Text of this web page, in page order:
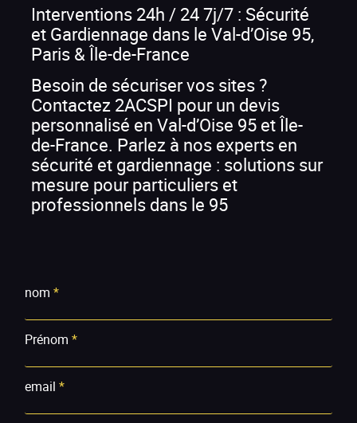
Interventions 24h / 24 7j/7 : Sécurité
et Gardiennage dans le Val-d’Oise 95,
Paris & Île-de-France
Besoin de sécuriser vos sites ?
Contactez 2ACSPI pour un devis
personnalisé en Val-d’Oise 95 et Île-
de-France. Parlez à nos experts en
sécurité et gardiennage : solutions sur
mesure pour particuliers et
professionnels dans le 95
nom*
Prénom*
email*